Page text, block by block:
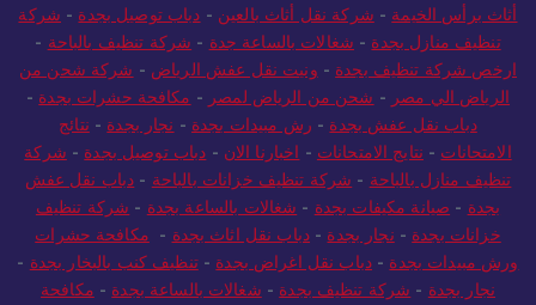
أثاث برأس الخيمة - شركة نقل أثاث بالعين - دباب توصيل بجدة - شركة
تنظيف منازل بجدة - شغالات بالساعة جدة - شركة تنظيف بالباحة -
ارخص شركة تنظيف بجدة - ونيت نقل عفش الرياض - شركة شحن من
الرياض الي مصر - شحن من الرياض لمصر - مكافحة حشرات بجدة -
دباب نقل عفش بجدة - رش مبيدات بجدة - نجار بجدة - نتائج
الامتحانات - نتايج الامتحانات - اخبارنا الان - دباب توصيل بجدة - شركة
تنظيف منازل بالباحة - شركة تنظيف خزانات بالباحة - دباب نقل عفش
بجدة - صيانة مكيفات بجدة - شغالات بالساعة بجدة - شركة تنظيف
خزانات بجدة - نجار بجدة - دباب نقل اثاث بجدة - مكافحة حشرات
ورش مبيدات بجدة -دباب نقل اغراض بجدة -تنظيف كنب بالبخار بجدة -
نجار بجدة - شركة تنظيف بجدة - شغالات بالساعة بجدة - مكافحة